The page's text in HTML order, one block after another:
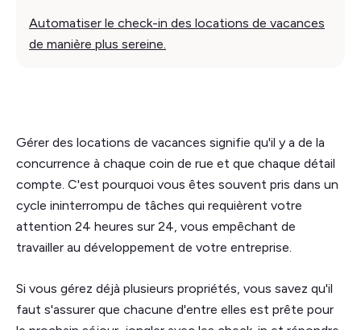
Automatiser le check-in des locations de vacances
de manière plus sereine.
Gérer des locations de vacances signifie qu'il y a de la
concurrence à chaque coin de rue et que chaque détail
compte. C'est pourquoi vous êtes souvent pris dans un
cycle ininterrompu de tâches qui requièrent votre
attention 24 heures sur 24, vous empêchant de
travailler au développement de votre entreprise.
Si vous gérez déjà plusieurs propriétés, vous savez qu'il
faut s'assurer que chacune d'entre elles est prête pour